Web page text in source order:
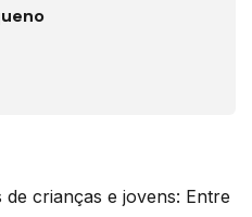
crianças e jovens: Entre